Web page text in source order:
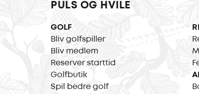
PULS OG HVILE
GOLF
Bliv golfspiller
Bliv medlem
Reserver starttid
Golfbutik
Spil bedre golf